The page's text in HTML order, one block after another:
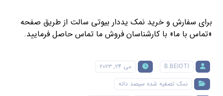
برای سفارش و خرید نمک یددار بیوتی سالت از طریق صفحه
«تماس با ما» با کارشناسان فروش ما تماس حاصل فرمایید.
B.BEIOTI
می ۲۴, ۲۰۲۳
نمک تصفیه شده سیصد دانه